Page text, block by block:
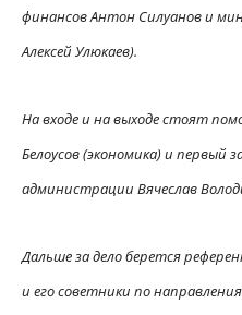
финансов Антон Силуанов и
Алексей Улюкаев).
На входе и на выходе стоят
Белоусов (экономика) и первый
администрации Вячеслав
Дальше за дело берется
и его советники по